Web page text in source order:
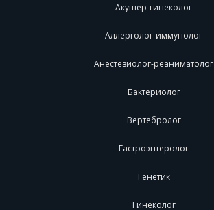
Акушер-гинеколог
Аллерголог-иммунолог
Анестезиолог-реаниматолог
Бактериолог
Вертебролог
Гастроэнтеролог
Генетик
Гинеколог